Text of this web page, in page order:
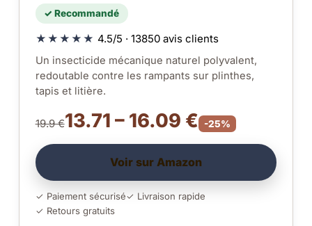
✓ Recommandé
★★★★★ 4.5/5 · 13850 avis clients
Un insecticide mécanique naturel polyvalent,
redoutable contre les rampants sur plinthes,
tapis et litière.
19.9 €13.71 – 16.09 € -25%
Voir sur Amazon
✓ Paiement sécurisé✓ Livraison rapide
✓ Retours gratuits